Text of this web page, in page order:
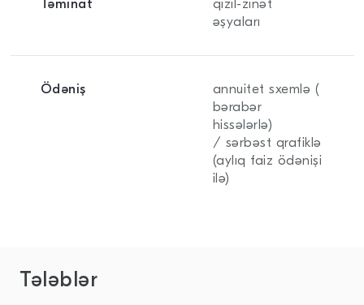
Təminat
qızıl-zinət
əşyaları
Ödəniş
annuitet sxemlə (
bərabər
hissələrlə)
/ sərbəst qrafiklə
(aylıq faiz ödənişi
ilə)
Tələblər